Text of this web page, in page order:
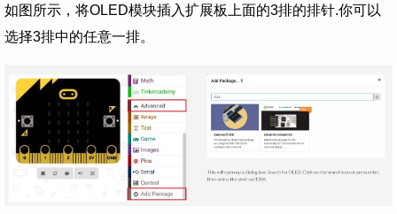
如图所示，将OLED模块插入扩展板上面的3排的排针.你可以
选择3排中的任意一排。